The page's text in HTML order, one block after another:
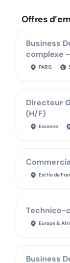
Offres
Business
complexe -
PARIS
Directeur
(H/F)
Essonne
Est Ile de
Technico-
Europe &
Business